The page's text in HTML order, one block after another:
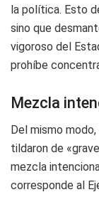
la política. Esto
sino que
vigoroso del
prohíbe
Mezcla
Del mismo
tildaron de
mezcla
corresponde al